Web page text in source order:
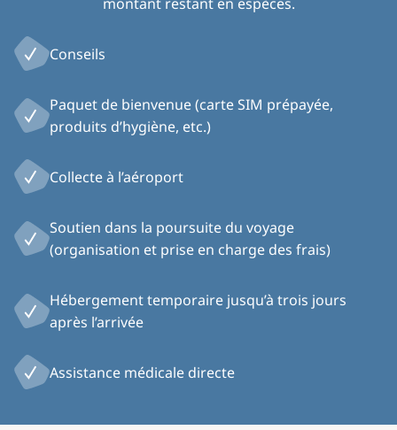
Conseils
Paquet de bienvenue (carte SIM prépayée,
produits d’hygiène, etc.)
Collecte à l’aéroport
Soutien dans la poursuite du voyage
(organisation et prise en charge des frais)
Hébergement temporaire jusqu’à trois jours
après l’arrivée
Assistance médicale directe